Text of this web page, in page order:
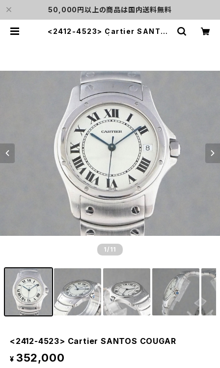
50,000円以上の商品は国内送料無料
<2412-4523> Cartier SANTOS
1 /11
<2412-4523> Cartier SANTOS COUGAR
¥ 352,000